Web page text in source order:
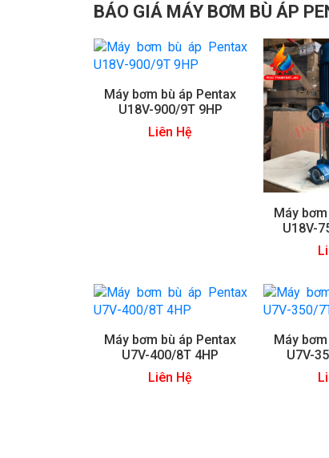
BÁO GIÁ MÁY BƠM BÙ ÁP
Máy bơm bù áp Pentax
U18V-900/9T 9HP
Liên Hệ
Máy
U18V-
Máy bơm bù áp Pentax
U7V-400/8T 4HP
Liên Hệ
Máy
U7V-